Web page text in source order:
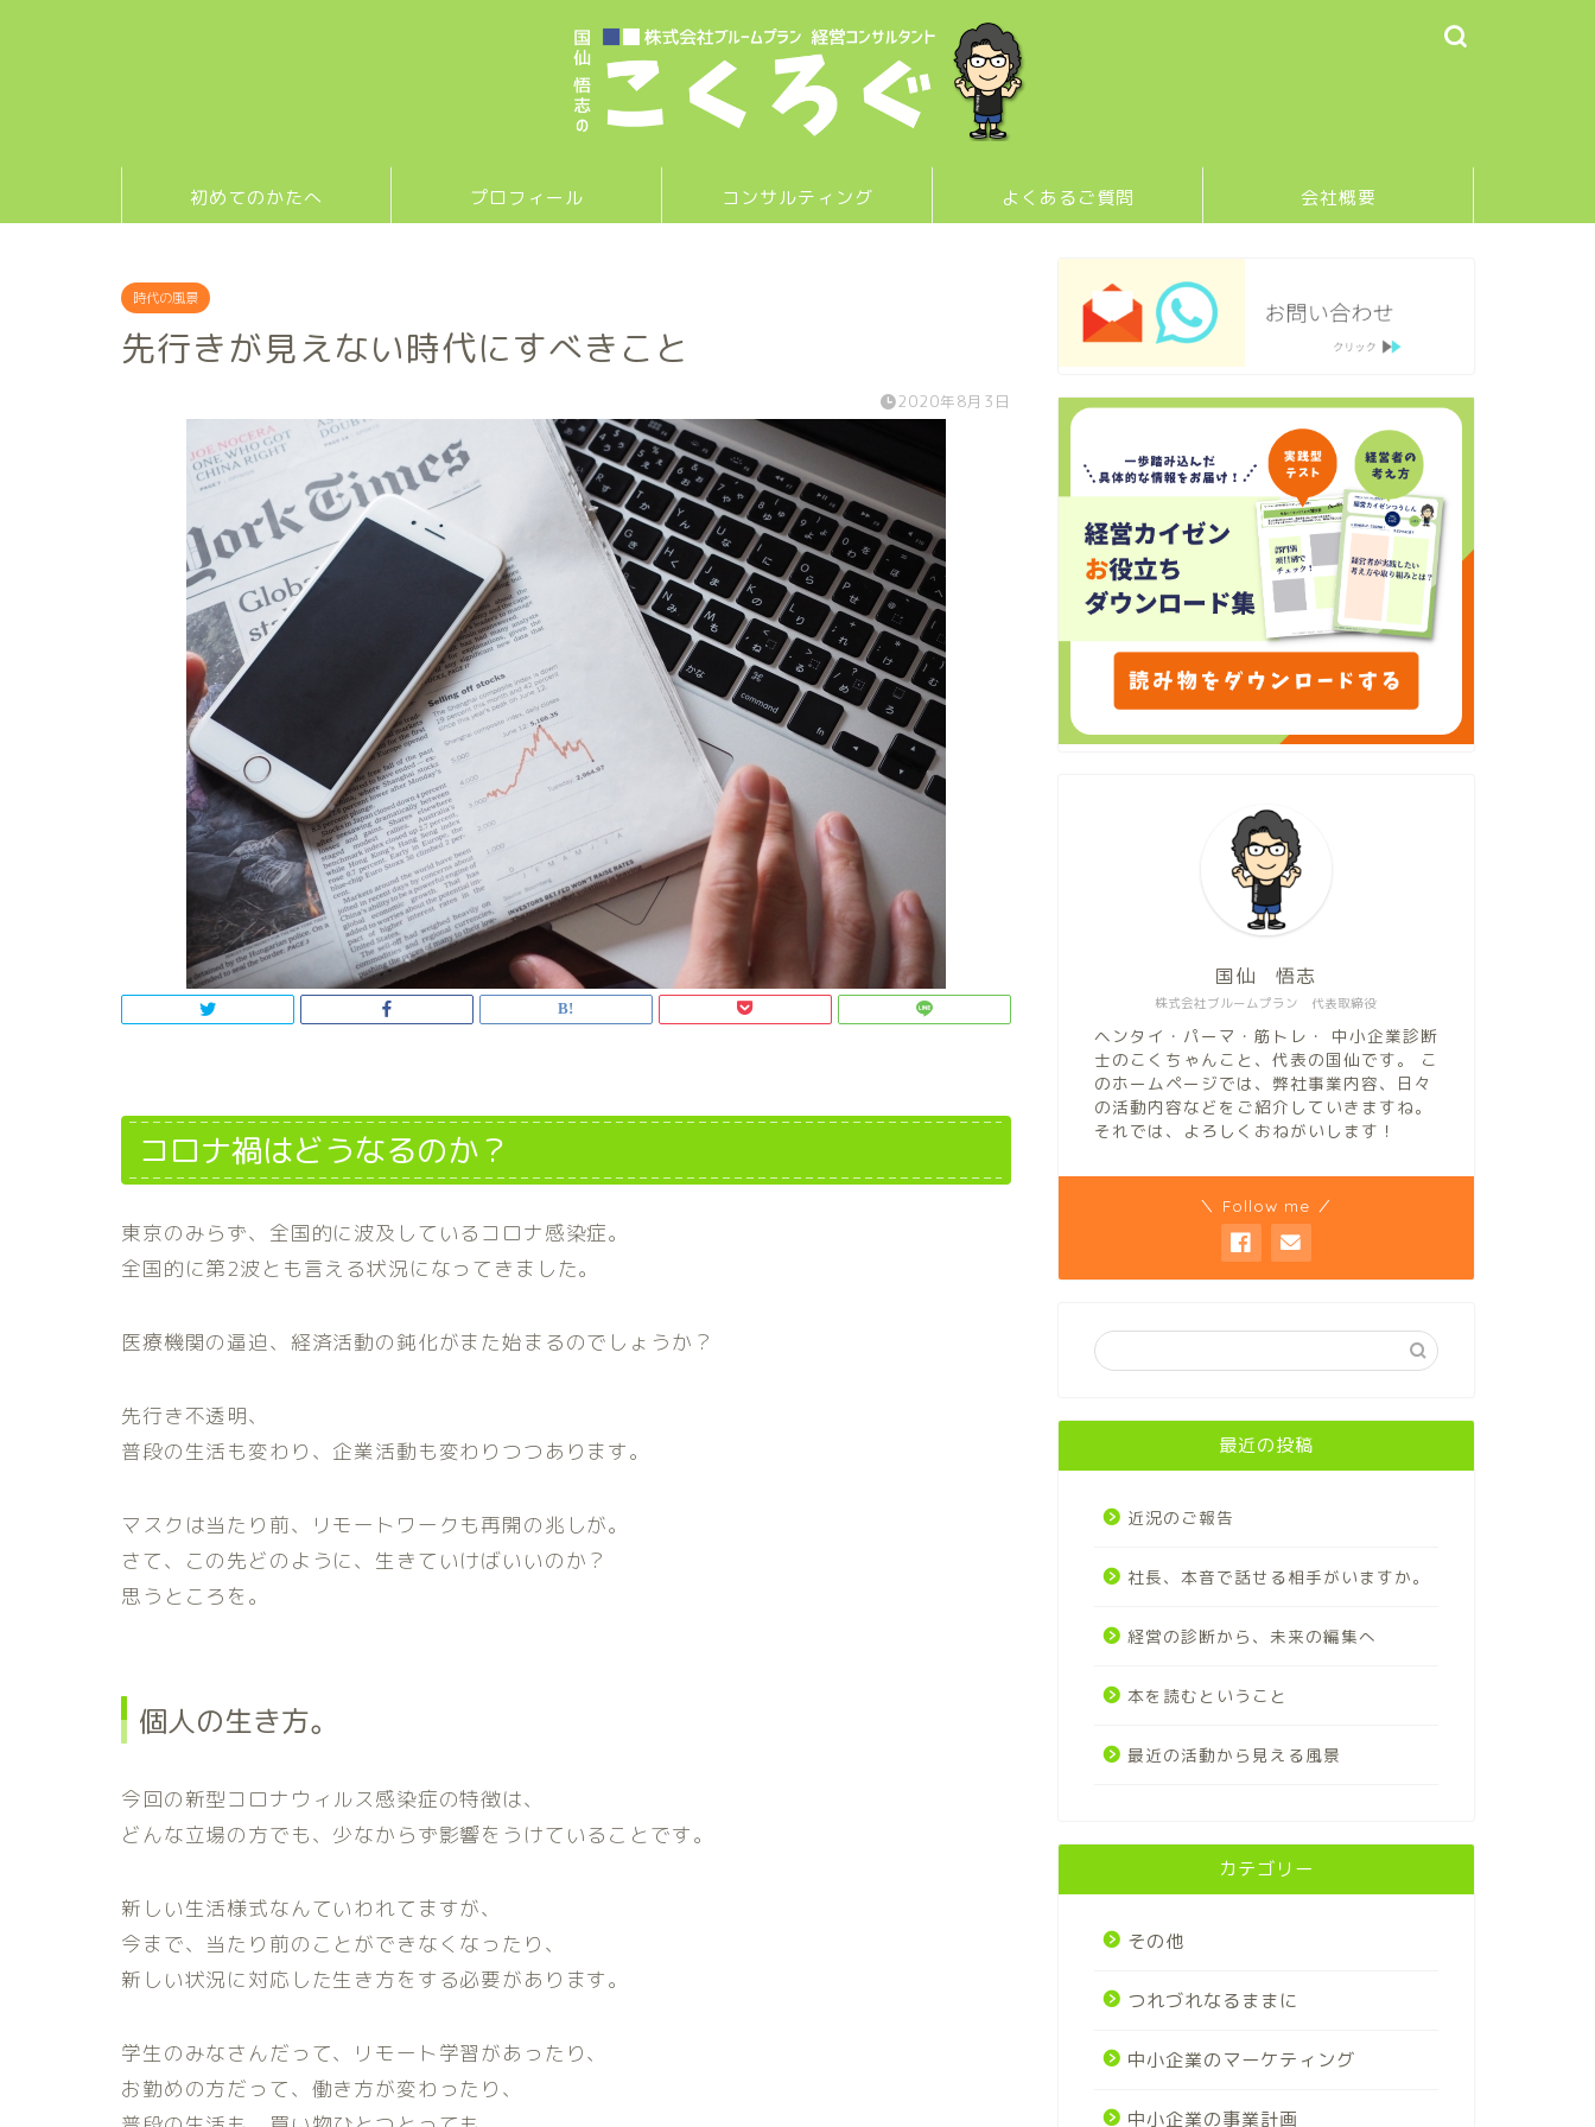
初めてのかたへ プロフィール コンサルティング よくあるご質問 会社概要
時代の風景
先行きが見えない時代にすべきこと
2020年8月3日
コロナ禍はどうなるのか？
東京のみらず、全国的に波及しているコロナ感染症。
全国的に第2波とも言える状況になってきました。
医療機関の逼迫、経済活動の鈍化がまた始まるのでしょうか？
先行き不透明、
普段の生活も変わり、企業活動も変わりつつあります。
マスクは当たり前、リモートワークも再開の兆しが。
さて、この先どのように、生きていけばいいのか？
思うところを。
個人の生き方。
今回の新型コロナウィルス感染症の特徴は、
どんな立場の方でも、少なからず影響をうけていることです。
新しい生活様式なんていわれてますが、
今まで、当たり前のことができなくなったり、
新しい状況に対応した生き方をする必要があります。
学生のみなさんだって、リモート学習があったり、
お勤めの方だって、働き方が変わったり、
株式会社ブルームプラン 代表取締役
国仙 悟志
ヘンタイ・パーマ・筋トレ・ 中小企業診断
士のこくちゃんこと、代表の国仙です。 こ
のホームページでは、弊社事業内容、日々
の活動内容などをご紹介していきますね。
それでは、よろしくおねがいします！
＼ Follow me ／
最近の投稿
近況のご報告
社長、本音で話せる相手がいますか。
経営の診断から、未来の編集へ
本を読むということ
最近の活動から見える風景
カテゴリー
その他
つれづれなるままに
中小企業のマーケティング
中小企業の事業計画